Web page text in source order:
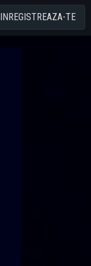
INREGISTREAZA-TE